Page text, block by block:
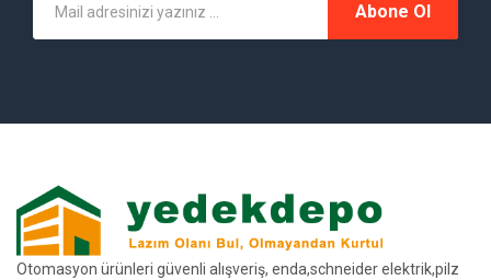
Abone Ol
Otomasyon ürünleri güvenli alışveriş, enda,schneider elektrik,pilz